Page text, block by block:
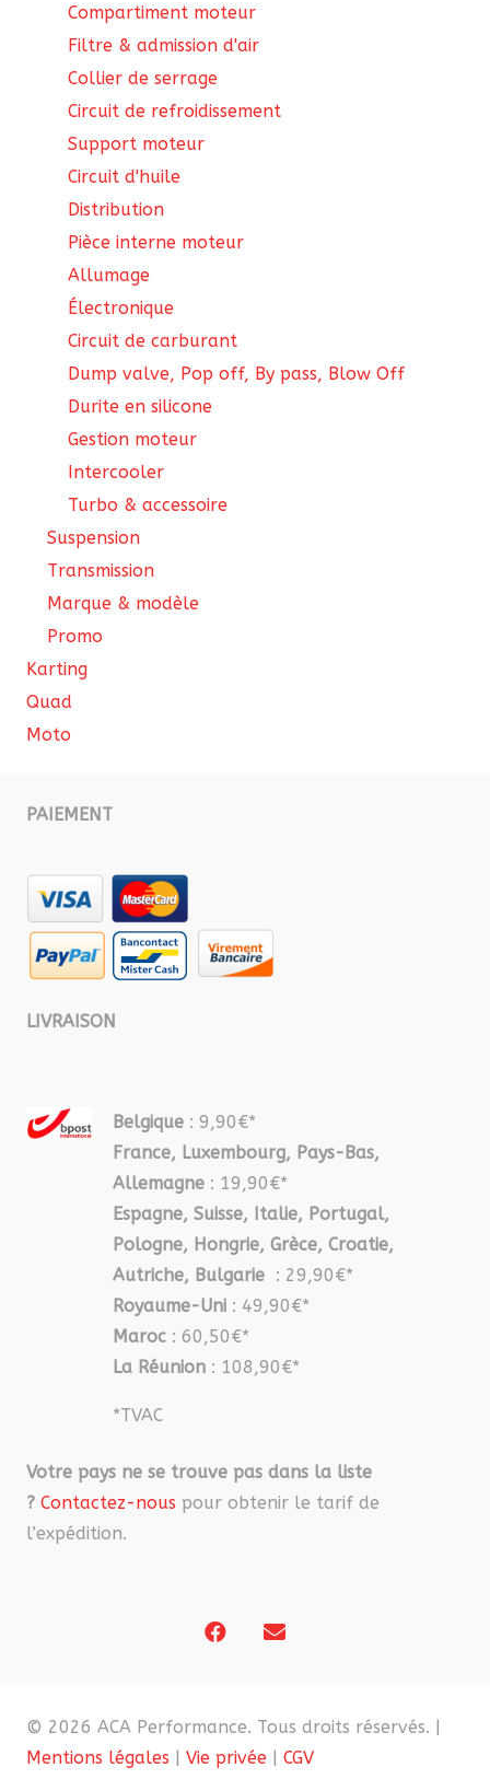
Compartiment moteur
Filtre & admission d'air
Collier de serrage
Circuit de refroidissement
Support moteur
Circuit d'huile
Distribution
Pièce interne moteur
Allumage
Électronique
Circuit de carburant
Dump valve, Pop off, By pass, Blow Off
Durite en silicone
Gestion moteur
Intercooler
Turbo & accessoire
Suspension
Transmission
Marque & modèle
Promo
Karting
Quad
Moto
PAIEMENT
LIVRAISON
Belgique : 9,90€*
France, Luxembourg, Pays-Bas,
Allemagne : 19,90€*
Espagne, Suisse, Italie, Portugal,
Pologne, Hongrie, Grèce, Croatie,
Autriche, Bulgarie : 29,90€*
Royaume-Uni : 49,90€*
Maroc : 60,50€*
La Réunion : 108,90€*
*TVAC
Votre pays ne se trouve pas dans la liste
? Contactez-nous pour obtenir le tarif de
l’expédition.
© 2026 ACA Performance. Tous droits réservés. |
Mentions légales | Vie privée | CGV